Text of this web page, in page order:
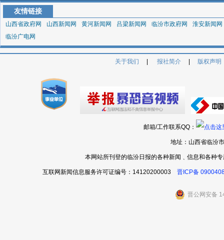
友情链接
山西省政府网 山西新闻网 黄河新闻网 吕梁新闻网 临汾市政府网
淮安新闻网
临汾广电网
关于我们 报社简介 版权声明
邮箱/工作联系QQ：
地址：山西省临汾
本网站所刊登的临汾日报的各种新闻﹑信息和各种
互联网新闻信息服务许可证编号：14120200003 晋ICP备
晋公网安备